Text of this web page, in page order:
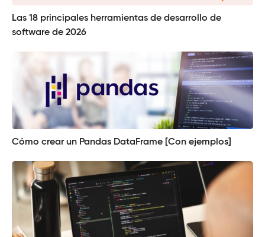
Las 18 principales herramientas de desarrollo de
software de 2026
Cómo crear un Pandas DataFrame [Con ejemplos]